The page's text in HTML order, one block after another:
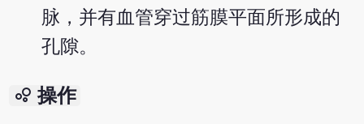
脉，并有血管穿过筋膜平面所形成的
孔隙。
bubble_chart 操作